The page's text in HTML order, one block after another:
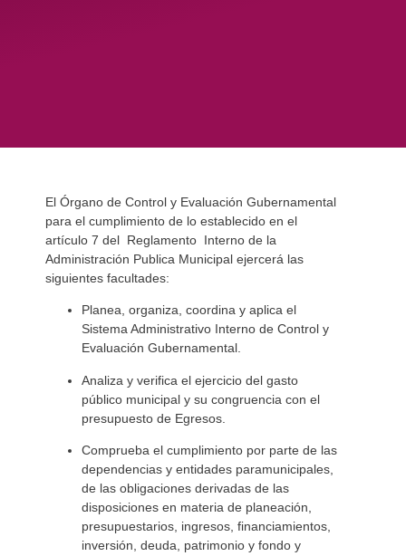
El Órgano de Control y Evaluación Gubernamental
para el cumplimiento de lo establecido en el
artículo 7 del Reglamento Interno de la
Administración Publica Municipal ejercerá las
siguientes facultades:
Planea, organiza, coordina y aplica el
Sistema Administrativo Interno de Control y
Evaluación Gubernamental.
Analiza y verifica el ejercicio del gasto
público municipal y su congruencia con el
presupuesto de Egresos.
Comprueba el cumplimiento por parte de las
dependencias y entidades paramunicipales,
de las obligaciones derivadas de las
disposiciones en materia de planeación,
presupuestarios, ingresos, financiamientos,
inversión, deuda, patrimonio y fondo y